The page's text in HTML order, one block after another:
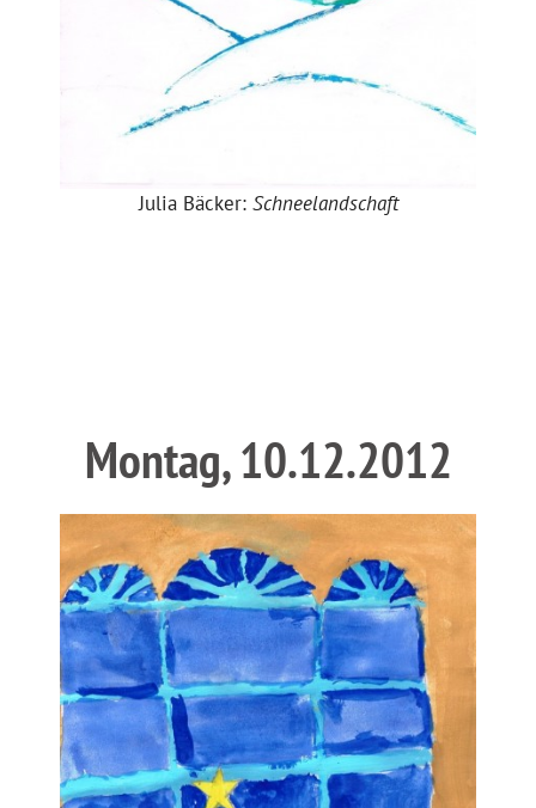
Julia Bäcker: Schneelandschaft
Montag, 10.12.2012